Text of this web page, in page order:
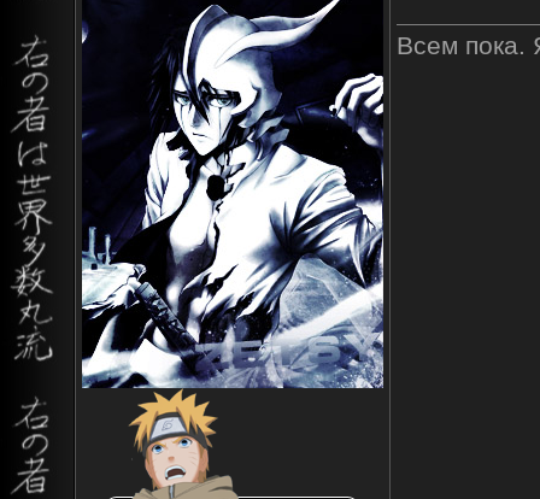
Всем пока.